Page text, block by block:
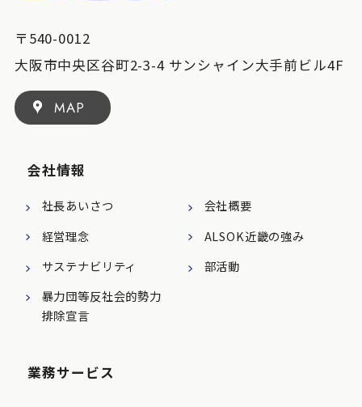
〒540-0012
大阪市中央区谷町2-3-4 サンシャイン大手前ビル4F
MAP
会社情報
社長あいさつ
会社概要
経営理念
ALSOK近畿の強み
サステナビリティ
部活動
暴力団等反社会的勢力
排除宣言
業務サービス